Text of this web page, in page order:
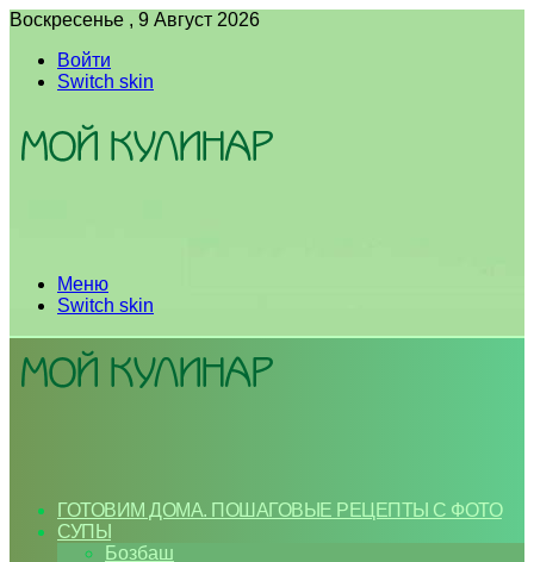
Воскресенье , 9 Август 2026
Войти
Switch skin
Меню
Switch skin
ГОТОВИМ ДОМА. ПОШАГОВЫЕ РЕЦЕПТЫ С ФОТО
СУПЫ
Бозбаш